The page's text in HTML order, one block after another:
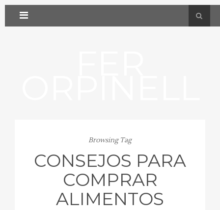
Browsing Tag
CONSEJOS PARA
COMPRAR
ALIMENTOS